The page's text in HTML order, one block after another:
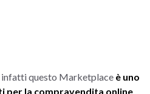
infatti questo Marketplace è uno
per la compravendita online